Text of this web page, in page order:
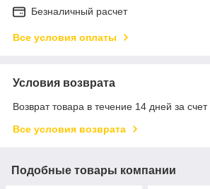
Безналичный расчет
Все условия оплаты
Условия возврата
Возврат товара в течение 14 дней за счет
Все условия возврата
Подобные товары компании